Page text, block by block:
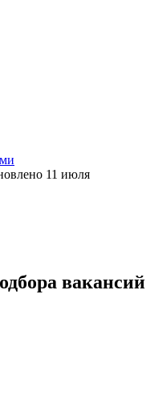
11 июля
вакансий